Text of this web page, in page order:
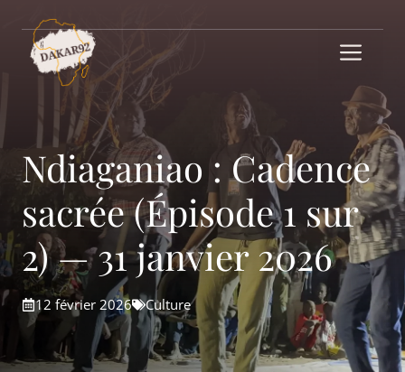
contenu
Ndiaganiao : Cadence
sacrée (Épisode 1 sur
2) — 31 janvier 2026
12 février 2026 Culture